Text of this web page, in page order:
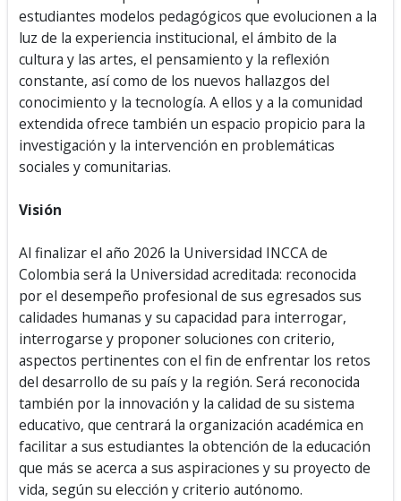
estudiantes modelos pedagógicos que evolucionen a la
luz de la experiencia institucional, el ámbito de la
cultura y las artes, el pensamiento y la reflexión
constante, así como de los nuevos hallazgos del
conocimiento y la tecnología. A ellos y a la comunidad
extendida ofrece también un espacio propicio para la
investigación y la intervención en problemáticas
sociales y comunitarias.
Visión
Al finalizar el año 2026 la Universidad INCCA de
Colombia será la Universidad acreditada: reconocida
por el desempeño profesional de sus egresados sus
calidades humanas y su capacidad para interrogar,
interrogarse y proponer soluciones con criterio,
aspectos pertinentes con el fin de enfrentar los retos
del desarrollo de su país y la región. Será reconocida
también por la innovación y la calidad de su sistema
educativo, que centrará la organización académica en
facilitar a sus estudiantes la obtención de la educación
que más se acerca a sus aspiraciones y su proyecto de
vida, según su elección y criterio autónomo.